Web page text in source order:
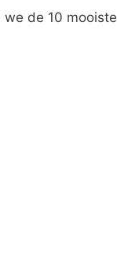
de 10 mooiste